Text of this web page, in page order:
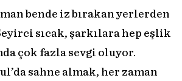
bende iz bırakan yerlerden
sıcak, şarkılara hep eşlik
çok fazla sevgi oluyor.
sahne almak, her zaman